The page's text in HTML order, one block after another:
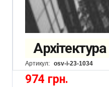
Артикул: osv-i-23-1034
974 грн.